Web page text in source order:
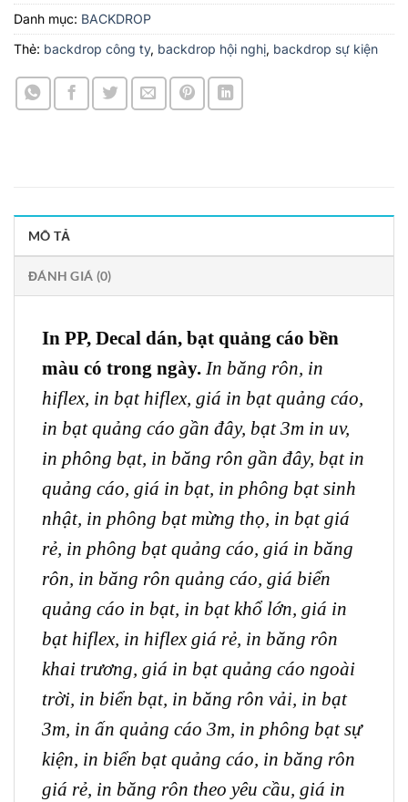
Danh mục: BACKDROP
Thẻ: backdrop công ty, backdrop hội nghị, backdrop sự kiện
MÔ TẢ
ĐÁNH GIÁ (0)
In PP, Decal dán, bạt quảng cáo bền
màu có trong ngày. In băng rôn, in
hiflex, in bạt hiflex, giá in bạt quảng cáo,
in bạt quảng cáo gần đây, bạt 3m in uv,
in phông bạt, in băng rôn gần đây, bạt in
quảng cáo, giá in bạt, in phông bạt sinh
nhật, in phông bạt mừng thọ, in bạt giá
rẻ, in phông bạt quảng cáo, giá in băng
rôn, in băng rôn quảng cáo, giá biển
quảng cáo in bạt, in bạt khổ lớn, giá in
bạt hiflex, in hiflex giá rẻ, in băng rôn
khai trương, giá in bạt quảng cáo ngoài
trời, in biển bạt, in băng rôn vải, in bạt
3m, in ấn quảng cáo 3m, in phông bạt sự
kiện, in biển bạt quảng cáo, in băng rôn
giá rẻ, in băng rôn theo yêu cầu, giá in